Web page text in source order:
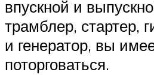
впускной и
трамблер, стартер,
и генератор, вы
поторговаться.